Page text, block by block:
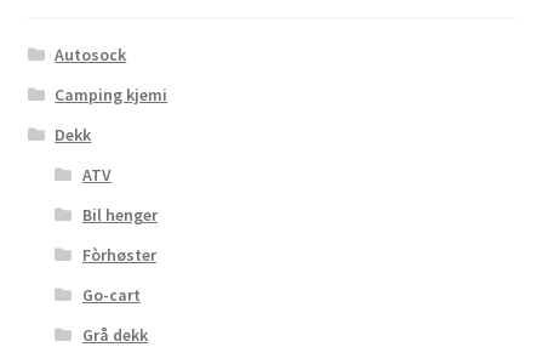
Autosock
Camping kjemi
Dekk
ATV
Bil henger
Fòrhøster
Go-cart
Grå dekk